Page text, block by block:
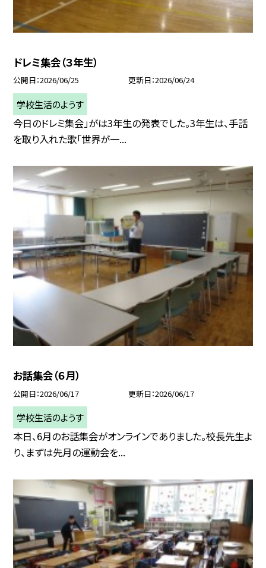
ドレミ集会（３年生）
公開日 2026/06/25 更新日 2026/06/24
学校生活のようす
今日のドレミ集会」がは3年生の発表でした。3年生は、手話
を取り入れた歌「世界が一...
お話集会（６月）
公開日 2026/06/17 更新日 2026/06/17
学校生活のようす
本日、6月のお話集会がオンラインでありました。校長先生よ
り、まずは先月の運動会を...